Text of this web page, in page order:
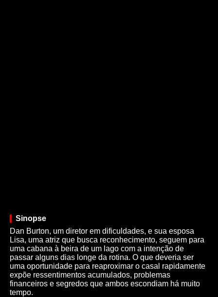
Sinopse
Dan Burton, um diretor em dificuldades, e sua esposa
Lisa, uma atriz que busca reconhecimento, seguem para
uma cabana à beira de um lago com a intenção de
passar alguns dias longe da rotina. O que deveria ser
uma oportunidade para reaproximar o casal rapidamente
expõe ressentimentos acumulados, problemas
financeiros e segredos que ambos escondiam há muito
tempo.